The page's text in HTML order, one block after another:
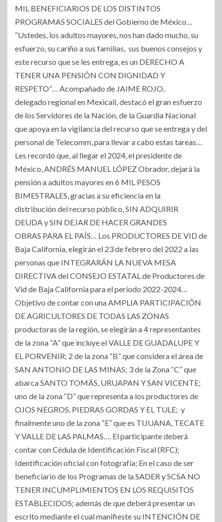
MIL BENEFICIARIOS DE LOS DISTINTOS
PROGRAMAS SOCIALES del Gobierno de México…
“Ustedes, los adultos mayores, nos han dado mucho, su
esfuerzo, su cariño a sus familias, sus buenos consejos y
este recurso que se les entrega, es un DERECHO A
TENER UNA PENSIÓN CON DIGNIDAD Y
RESPETO”… Acompañado de JAIME ROJO,
delegado regional en Mexicali, destacó el gran esfuerzo
de los Servidores de la Nación, de la Guardia Nacional
que apoya en la vigilancia del recurso que se entrega y del
personal de Telecomm, para llevar a cabo estas tareas…
Les recordó que, al llegar el 2024, el presidente de
México, ANDRÉS MANUEL LÓPEZ Obrador, dejará la
pensión a adultos mayores en 6 MIL PESOS
BIMESTRALES, gracias a su eficiencia en la
distribución del recurso público, SIN ADQUIRIR
DEUDA y SIN DEJAR DE HACER GRANDES
OBRAS PARA EL PAÍS… Los PRODUCTORES DE VID de
Baja California, elegirán el 23 de febrero del 2022 a las
personas que INTEGRARÁN LA NUEVA MESA
DIRECTIVA del CONSEJO ESTATAL de Productores de
Vid de Baja California para el período 2022-2024…
Objetivo de contar con una AMPLIA PARTICIPACIÓN
DE AGRICULTORES DE TODAS LAS ZONAS
productoras de la región, se elegirán a 4 representantes
de la zona “A” que incluye el VALLE DE GUADALUPE Y
EL PORVENIR; 2 de la zona “B” que considera el área de
SAN ANTONIO DE LAS MINAS; 3 de la Zona “C” que
abarca SANTO TOMÁS, URUAPAN Y SAN VICENTE;
uno de la zona “D” que representa a los productores de
OJOS NEGROS, PIEDRAS GORDAS Y EL TULE; y
finalmente uno de la zona “E” que es TIJUANA, TECATE
Y VALLE DE LAS PALMAS…. El participante deberá
contar con Cédula de Identificación Fiscal (RFC);
Identificación oficial con fotografía; En el caso de ser
beneficiario de los Programas de la SADER y SCSA NO
TENER INCUMPLIMIENTOS EN LOS REQUISITOS
ESTABLECIDOS; además de que deberá presentar un
escrito mediante el cual manifieste su INTENCIÓN DE